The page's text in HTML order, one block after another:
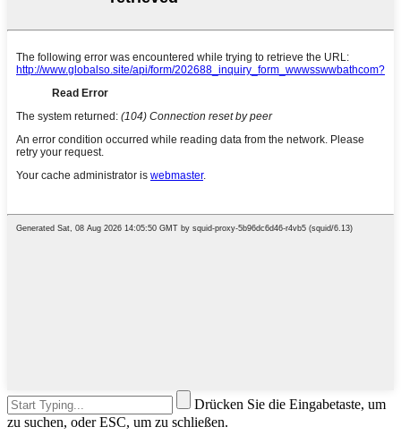
Drücken Sie die Eingabetaste, um
zu suchen, oder ESC, um zu schließen.